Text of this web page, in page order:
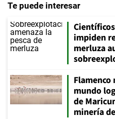
Te puede interesar
impiden
merluza
Flamenco
mundo
de
minería